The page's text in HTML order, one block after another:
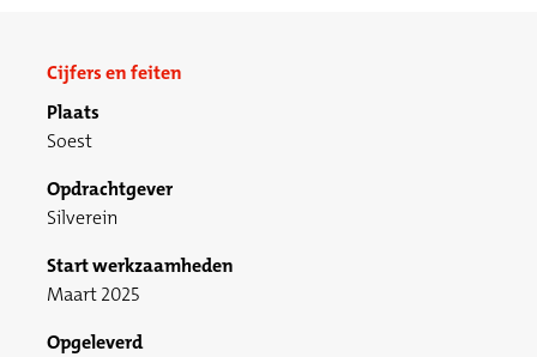
Cijfers en feiten
Plaats
Soest
Opdrachtgever
Silverein
Start werkzaamheden
Maart 2025
Opgeleverd